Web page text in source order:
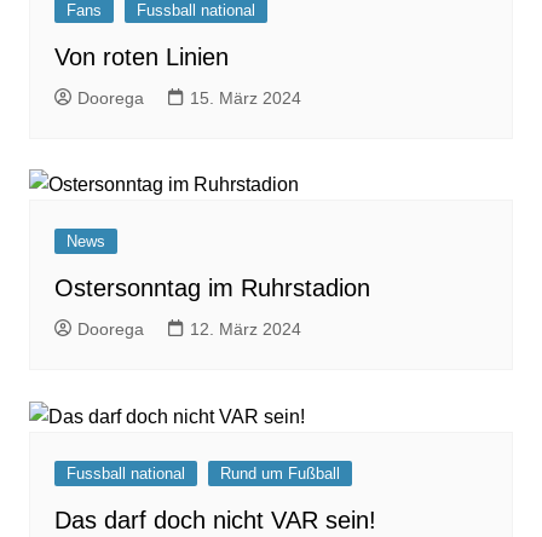
Fans Fussball national
Von roten Linien
Doorega 15. März 2024
News
Ostersonntag im Ruhrstadion
Doorega 12. März 2024
Fussball national Rund um Fußball
Das darf doch nicht VAR sein!